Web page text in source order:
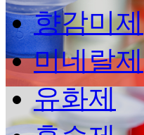
향감미제
미네랄제
유화제